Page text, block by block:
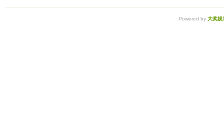
Powered by 大奖娱